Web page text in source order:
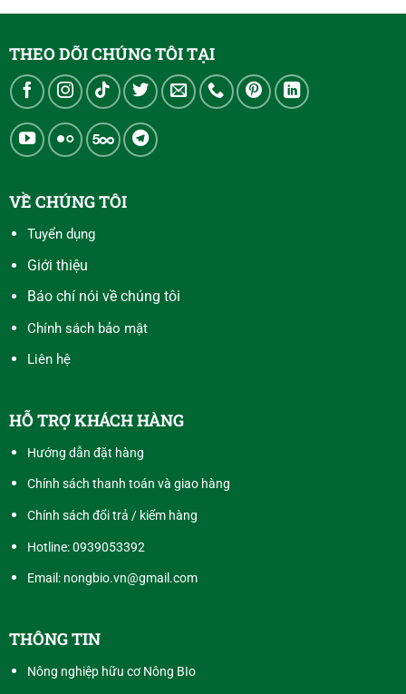
THEO DÕI CHÚNG TÔI TẠI
VỀ CHÚNG TÔI
Tuyển dụng
Giới thiệu
Báo chí nói về chúng tôi
Chính sách bảo mật
Liên hệ
HỖ TRỢ KHÁCH HÀNG
Hướng dẫn đặt hàng
Chính sách thanh toán và giao hàng
Chính sách đổi trả / kiểm hàng
Hotline:0939053392
Email: nongbio.vn@gmail.com
THÔNG TIN
Nông nghiệp hữu cơ Nông BIo